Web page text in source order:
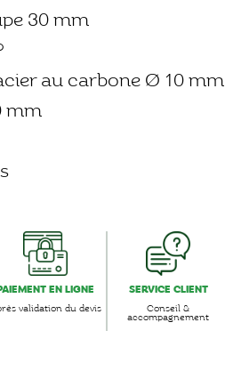
30 mm
au carbone Ø 10 mm
mm
EN LIGNE
validation du devis
SERVICE CLIENT
Conseil &
accompagnement